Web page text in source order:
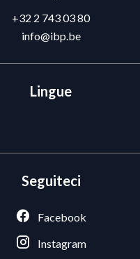
+32 2 743 03 80
info@ibp.be
Lingue
Seguiteci
Facebook
Instagram